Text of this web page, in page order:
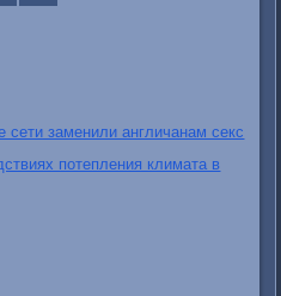
сети заменили англичанам секс
потепления климата в